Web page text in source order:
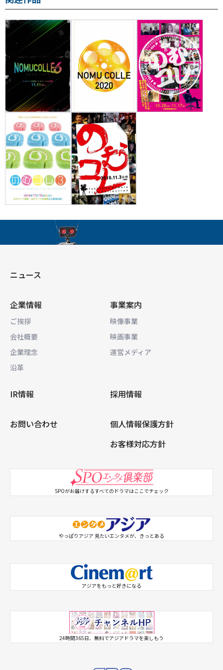
ニュース
企業情報
ご挨拶
会社概要
企業理念
沿革
事業案内
映像事業
映画事業
運営メディア
IR情報 採用情報
お問い合わせ
個人情報保護方針
お客様対応方針
SPOがお届けするすべてのドラマはここでチェック
やっぱりアジア 見たいエンタメが、きっとある
アジアをもっと好きになる
24時間365日、無料でアジアドラマを楽しもう